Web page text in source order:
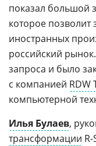
показал большой
которое позволит
иностранных
российский
запроса и было
с компанией RDW
компьютерной
Илья Булаев,
трансформации